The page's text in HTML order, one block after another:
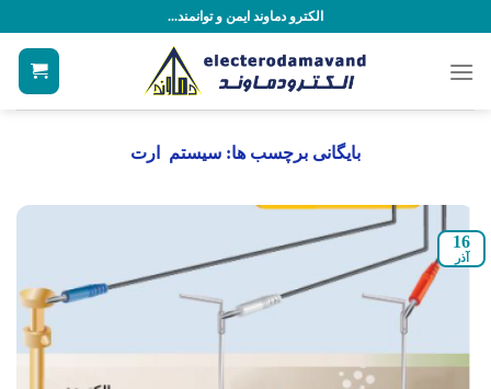
محتوا
الکترو دماوند ایمن و توانمند...
بایگانی برچسب ها: سیستم ارت
16
آذر